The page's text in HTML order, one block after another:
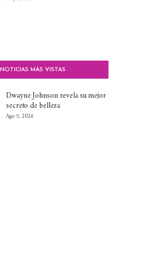
NOTICIAS MÁS VISTAS
Dwayne Johnson revela su mejor
secreto de belleza
Ago 5, 2026